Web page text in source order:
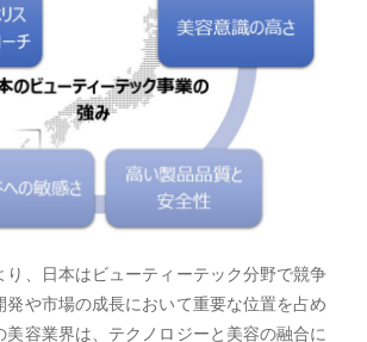
り、日本はビューティーテック分野で競争
発や市場の成長において重要な位置を占め
美容業界は、テクノロジーと美容の融合に